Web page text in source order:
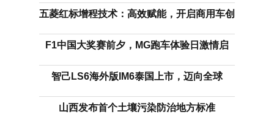
五菱红标增程技术：高效赋能，开启商用车创
F1中国大奖赛前夕，MG跑车体验日激情启
智己LS6海外版IM6泰国上市，迈向全球
山西发布首个土壤污染防治地方标准